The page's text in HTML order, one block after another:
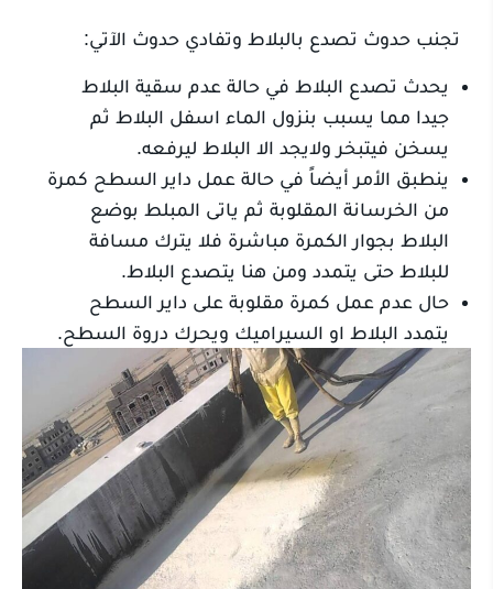
تجنب حدوث تصدع بالبلاط وتفادي حدوث الآتي:
يحدث تصدع البلاط في حالة عدم سقية البلاط
جيدا مما يسبب بنزول الماء اسفل البلاط ثم
يسخن فيتبخر ولايجد الا البلاط ليرفعه.
ينطبق الأمر أيضاً في حالة عمل داير السطح كمرة
من الخرسانة المقلوبة ثم ياتى المبلط بوضع
البلاط بجوار الكمرة مباشرة فلا يترك مسافة
للبلاط حتى يتمدد ومن هنا يتصدع البلاط.
حال عدم عمل كمرة مقلوبة على داير السطح
يتمدد البلاط او السيراميك ويحرك دروة السطح.